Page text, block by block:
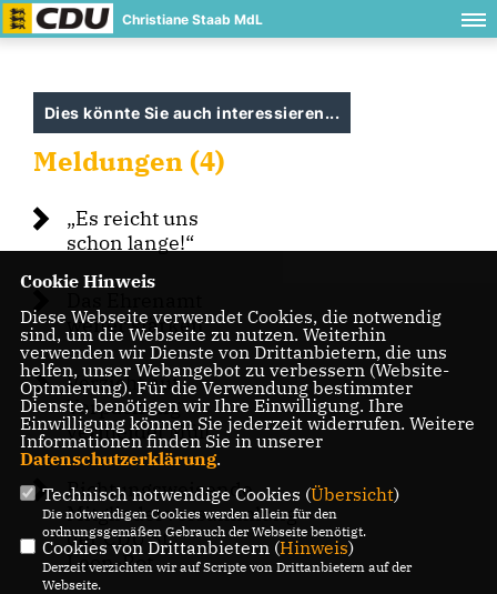
Christiane Staab MdL
Dies könnte Sie auch interessieren...
Meldungen (4)
Es reicht uns
schon lange!“
weiter stärken
Verzicht auf
Verpackung
vermeidet Müll
Richtungsweisende
Mitgliederversammlung
der CDU St.
Leon-Rot
Cookie Hinweis
Diese Webseite verwendet Cookies, die notwendig
sind, um die Webseite zu nutzen. Weiterhin
verwenden wir Dienste von Drittanbietern, die uns
helfen, unser Webangebot zu verbessern (Website-
Optmierung). Für die Verwendung bestimmter
Dienste, benötigen wir Ihre Einwilligung. Ihre
Einwilligung können Sie jederzeit widerrufen. Weitere
Informationen finden Sie in unserer
Datenschutzerklärung.
Technisch notwendige Cookies (Übersicht)
Die notwendigen Cookies werden allein für den
ordnungsgemäßen Gebrauch der Webseite benötigt.
Cookies von Drittanbietern (Hinweis)
Derzeit verzichten wir auf Scripte von Drittanbietern auf der
Webseite.